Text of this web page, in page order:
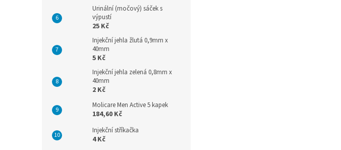
Urinální (močový) sáček s
výpustí
25 Kč
Injekční jehla žlutá 0,9mm x
40mm
5 Kč
Injekční jehla zelená 0,8mm x
40mm
2 Kč
Molicare Men Active 5 kapek
184,60 Kč
Injekční stříkačka
4 Kč